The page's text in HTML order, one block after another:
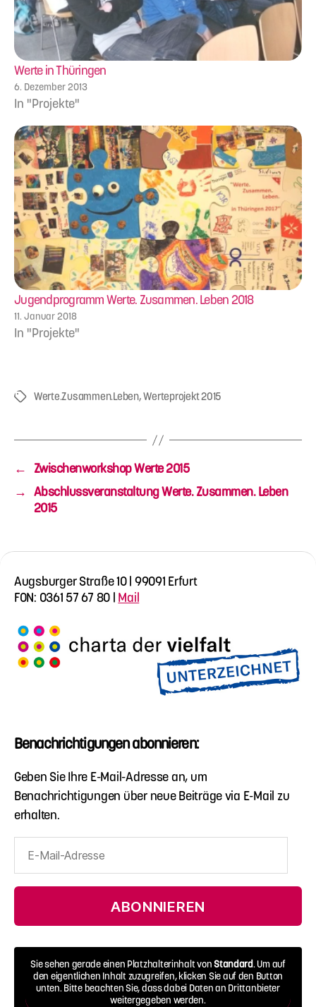
Werte in Thüringen
6. Dezember 2013
In "Projekte"
Jugendprogramm Werte. Zusammen. Leben 2018
11. Januar 2018
In "Projekte"
Schlagwörter
Werte.Zusammen.Leben,Werteprojekt 2015
←
Zwischenworkshop Werte 2015
→ Abschlussveranstaltung Werte. Zusammen. Leben
2015
Augsburger Straße 10 | 99091 Erfurt
FON: 0361 57 67 80 | Mail
Benachrichtigungen abonnieren:
Geben Sie Ihre E-Mail-Adresse an, um
Benachrichtigungen über neue Beiträge via E-Mail zu
erhalten.
Mail-
ABONNIEREN
Sie sehen gerade einen Platzhalterinhalt vonStandard. Um auf
den eigentlichen Inhalt zuzugreifen, klicken Sie auf den Button
unten. Bitte beachten Sie, dass dabei Daten an Drittanbieter
weitergegeben werden.